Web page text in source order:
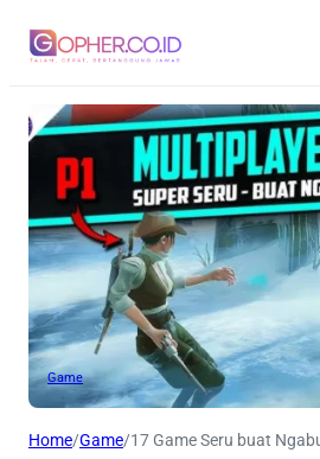
Game
Home/Game/17 Game Seru buat